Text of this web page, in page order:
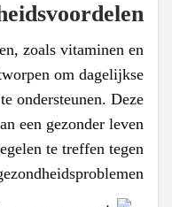
zoals vitaminen en
om dagelijkse
ondersteunen. Deze
een gezonder leven
te treffen tegen